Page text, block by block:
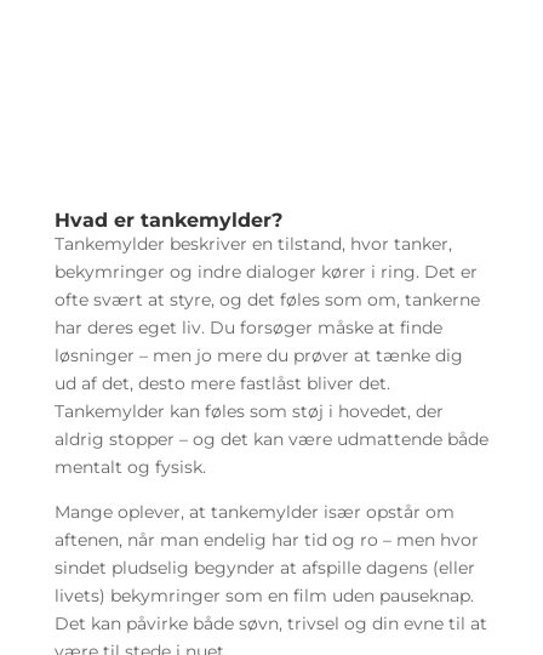
Hvad er tankemylder?
Tankemylder beskriver en tilstand, hvor tanker,
bekymringer og indre dialoger kører i ring. Det er
ofte svært at styre, og det føles som om, tankerne
har deres eget liv. Du forsøger måske at finde
løsninger – men jo mere du prøver at tænke dig
ud af det, desto mere fastlåst bliver det.
Tankemylder kan føles som støj i hovedet, der
aldrig stopper – og det kan være udmattende både
mentalt og fysisk.
Mange oplever, at tankemylder især opstår om
aftenen, når man endelig har tid og ro – men hvor
sindet pludselig begynder at afspille dagens (eller
livets) bekymringer som en film uden pauseknap.
Det kan påvirke både søvn, trivsel og din evne til at